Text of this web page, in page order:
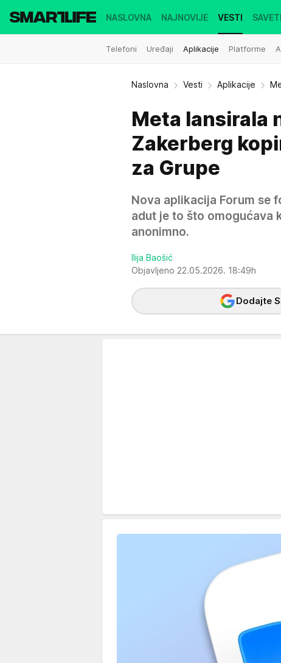
NASLOVNA NAJNOVIJE VESTI
Telefoni Uređaji Aplikacije Platforme
SAVETI
Naslovna Vesti Aplikacije
Meta lansirala
Zakerberg
za Grupe
Nova aplikacija Forum se
adut je to što omogućava
anonimno.
Ilija Baošić
Objavljeno 22.05.2026. 18:49h
Dodajte